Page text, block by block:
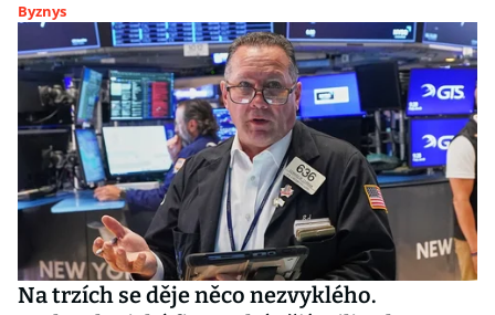
Byznys
Na trzích se děje něco nezvyklého.